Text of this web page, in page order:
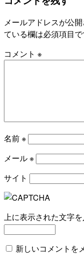
メールアドレスが公
ている欄は必須項目
コメント ※
名前※
メール※
サイト
上に表示された文字を
新しいコメントを